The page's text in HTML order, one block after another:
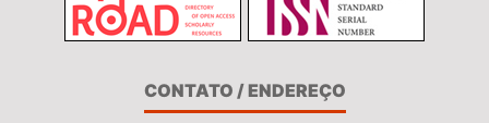
CONTATO / ENDEREÇO